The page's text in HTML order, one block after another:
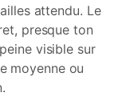
attendu. Le
presque ton
visible sur
moyenne ou